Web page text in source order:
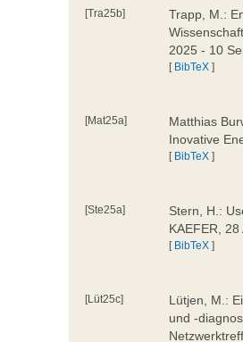
[Tra25b]
Trapp, M.:
2025 - 10
[ BibTeX ]
[Mat25a]
Matthias
Inovative
[ BibTeX ]
[Ste25a]
Stern, H.:
KAEFER,
[ BibTeX ]
[Lüt25c]
Lütjen, M.:
und -